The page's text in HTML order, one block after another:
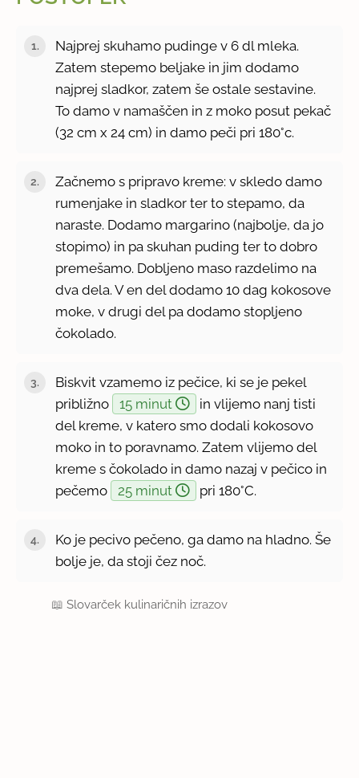
Najprej skuhamo pudinge v 6 dl mleka.
Zatem stepemo beljake in jim dodamo
najprej sladkor, zatem še ostale sestavine.
To damo v namaščen in z moko posut pekač
(32 cm x 24 cm) in damo peči pri 180°c.
Začnemo s pripravo kreme: v skledo damo
rumenjake in sladkor ter to stepamo, da
naraste. Dodamo margarino (najbolje, da jo
stopimo) in pa skuhan puding ter to dobro
premešamo. Dobljeno maso razdelimo na
dva dela. V en del dodamo 10 dag kokosove
moke, v drugi del pa dodamo stopljeno
čokolado.
Biskvit vzamemo iz pečice, ki se je pekel
približno
15 minut
in vlijemo nanj tisti
del kreme, v katero smo dodali kokosovo
moko in to poravnamo. Zatem vlijemo del
kreme s čokolado in damo nazaj v pečico in
pečemo
25 minut pri 180°C.
Ko je pecivo pečeno, ga damo na hladno. Še
bolje je, da stoji čez noč.
📖Slovarček kulinaričnih izrazov